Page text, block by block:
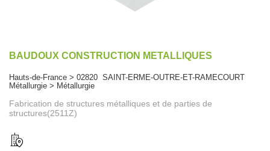
BAUDOUX CONSTRUCTION METALLIQUES
Hauts-de-France > 02820 SAINT-ERME-OUTRE-ET-RAMECOURT
Métallurgie > Métallurgie
Fabrication de structures métalliques et de parties de
structures(2511Z)